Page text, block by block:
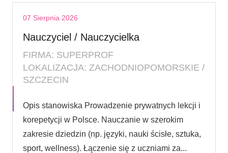
07 Sierpnia 2026
Nauczyciel / Nauczycielka
FIRMA: SUPERPROF
LOKALIZACJA: ZACHODNIOPOMORSKIE /
SZCZECIN
Opis stanowiska Prowadzenie prywatnych lekcji i
korepetycji w Polsce. Nauczanie w szerokim
zakresie dziedzin (np. języki, nauki ścisłe, sztuka,
sport, wellness). Łączenie się z uczniami za...